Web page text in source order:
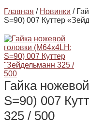
Главная / Новинки /
S=90) 007 Куттер
Гайка
S=90) 007
325 / 500